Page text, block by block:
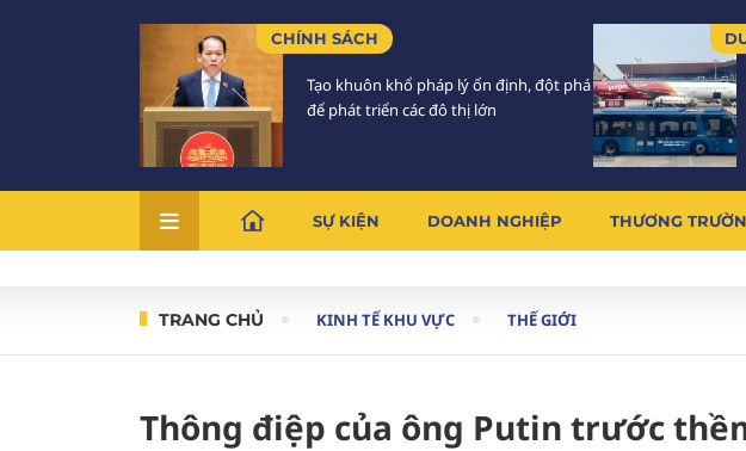
CHÍNH SÁCH
Tạo khuôn khổ pháp lý ổn định, đột phá
để phát triển các đô thị lớn
SỰ KIỆN DOANH NGHIỆP THƯƠNG
TRANG CHỦ KINH TẾ KHU VỰC THẾ GIỚI
Thông điệp của ông Putin trước